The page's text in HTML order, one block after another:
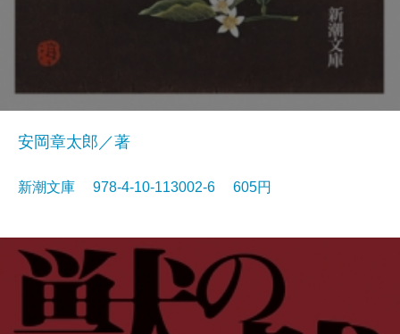
安岡章太郎／著
新潮文庫 978-4-10-113002-6 605円